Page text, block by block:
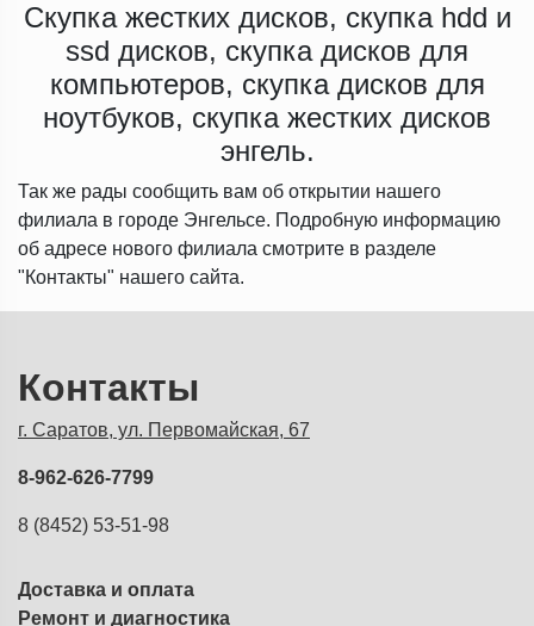
Скупка жестких дисков, скупка hdd и
ssd дисков, скупка дисков для
компьютеров, скупка дисков для
ноутбуков, скупка жестких дисков
энгель.
Так же рады сообщить вам об открытии нашего
филиала в городе Энгельсе. Подробную информацию
об адресе нового филиала смотрите в разделе
"Контакты" нашего сайта.
Контакты
г. Саратов, ул. Первомайская, 67
8-962-626-7799
8 (8452) 53-51-98
Доставка и оплата
Ремонт и диагностика